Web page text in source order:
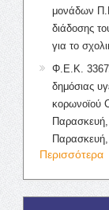
μονάδων
διάδοσης
για το
Φ.Ε.Κ. 3367/
δημόσιας
κορωνοϊού
Παρασκευή,
Παρασκευή,
Περισσότερα